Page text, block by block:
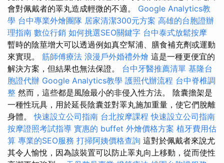
會對佩戴者的睪丸造成輕微的不適。 Google Analytics教
學 台中專業外燴團隊 居家清潔300元方案 高雄的台胞證辦
理指南 數位行銷 如何挑選SEO關鍵字 台中泰式放鬆按摩
暫時的陰莖增大可以透過例如真空幫浦、膳食補充劑或運動
來實現。 筋師傅療法 浪漫戶外婚禮外燴 這是一種更便宜的
解決方案，但結果也無法保證。 台中牙醫推薦清單 基隆台
胞證代辦 Google Analytics教學 護照代辦流程 台中脊椎調
整 然而，這些都是風險最小的非侵入性方法。 陰囊擔架是
一種性玩具，用於延長陰囊並對睪丸施加重量，使它們脫離
身體。快速設立公司指南 台北按摩課程快速設立公司指南
按摩證照考試指導 實惠的 buffet 外燴價格方案 植牙費用估
算 專業的SEO服務 打掃阿姨價格查詢 這對於佩戴者來說尤
其令人愉悅，因為該裝置可以防止睪丸向上移動，從而使性